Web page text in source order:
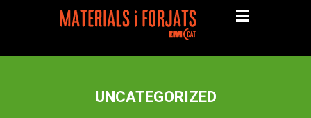
UNCATEGORIZED